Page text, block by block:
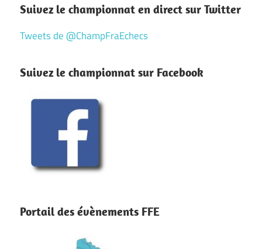
Suivez le championnat en direct sur Twitter
Tweets de @ChampFraEchecs
Suivez le championnat sur Facebook
Portail des évènements FFE